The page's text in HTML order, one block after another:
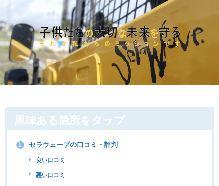
興味ある箇所をタップ
1. セラウェーブの口コミ・評判
良い口コミ
悪い口コミ